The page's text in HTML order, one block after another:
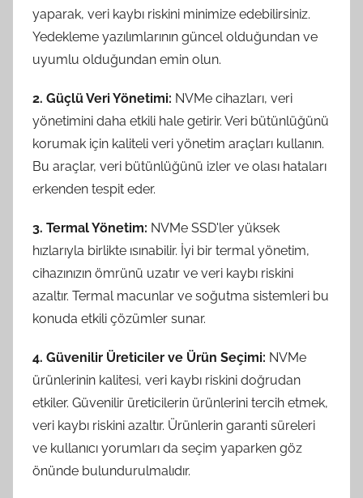
yaparak, veri kaybı riskini minimize edebilirsiniz.
Yedekleme yazılımlarının güncel olduğundan ve
uyumlu olduğundan emin olun.
2. Güçlü Veri Yönetimi: NVMe cihazları, veri
yönetimini daha etkili hale getirir. Veri bütünlüğünü
korumak için kaliteli veri yönetim araçları kullanın.
Bu araçlar, veri bütünlüğünü izler ve olası hataları
erkenden tespit eder.
3. Termal Yönetim: NVMe SSD'ler yüksek
hızlarıyla birlikte ısınabilir. İyi bir termal yönetim,
cihazınızın ömrünü uzatır ve veri kaybı riskini
azaltır. Termal macunlar ve soğutma sistemleri bu
konuda etkili çözümler sunar.
4. Güvenilir Üreticiler ve Ürün Seçimi: NVMe
ürünlerinin kalitesi, veri kaybı riskini doğrudan
etkiler. Güvenilir üreticilerin ürünlerini tercih etmek,
veri kaybı riskini azaltır. Ürünlerin garanti süreleri
ve kullanıcı yorumları da seçim yaparken göz
önünde bulundurulmalıdır.